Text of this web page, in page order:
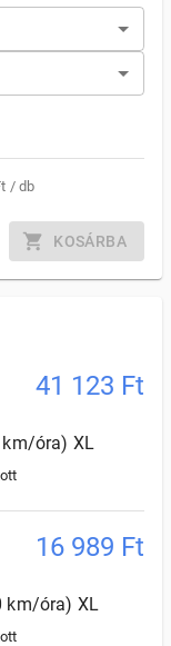
/ db
KOSÁRBA
41 123 Ft
óra) XL
16 989 Ft
km/óra) XL